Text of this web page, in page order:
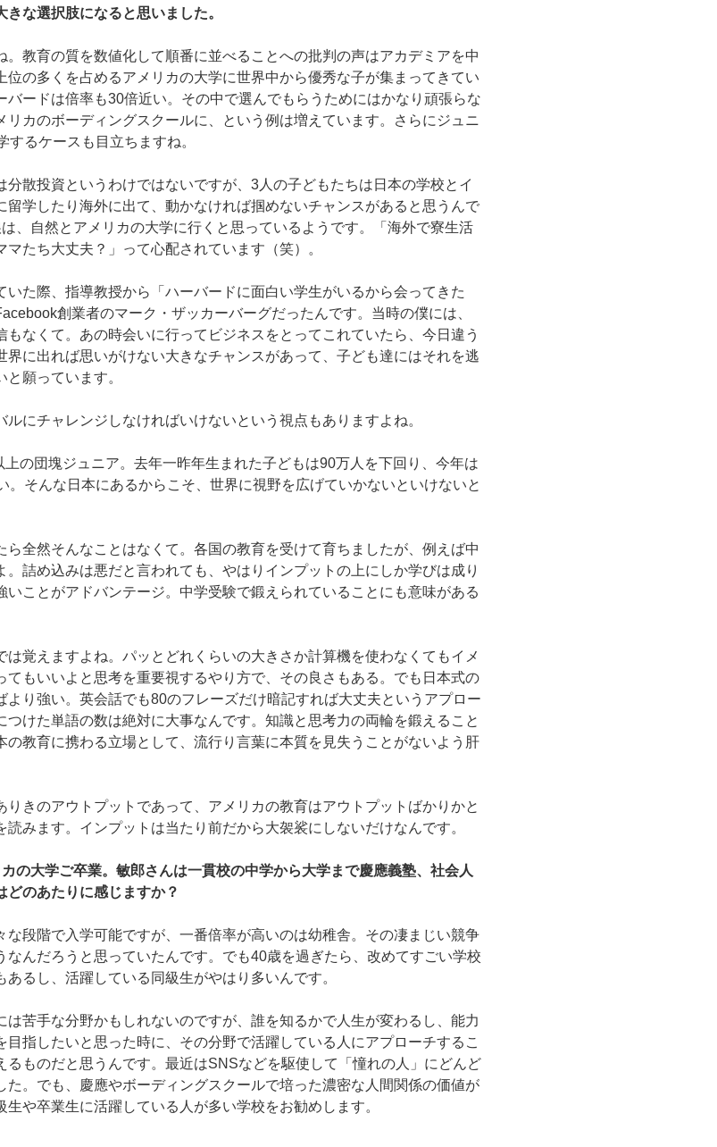
な選択肢になると思いました。
。教育の質を数値化して順番に並べることへの批判の声はアカデミアを中
の多くを占めるアメリカの大学に世界中から優秀な子が集まってきてい
バードは倍率も30倍近い。その中で選んでもらうためにはかなり頑張らな
カのボーディングスクールに、という例は増えています。さらにジュニ
るケースも目立ちますね。
分散投資というわけではないですが、3人の子どもたちは日本の学校とイ
留学したり海外に出て、動かなければ掴めないチャンスがあると思うんで
、自然とアメリカの大学に行くと思っているようです。「海外で寮生活
たち大丈夫？」って心配されています（笑）。
いた際、指導教授から「ハーバードに面白い学生がいるから会ってきた
創業者のマーク・ザッカーバーグだったんです。当時の僕には、
なくて。あの時会いに行ってビジネスをとってこれていたら、今日違う
に出れば思いがけない大きなチャンスがあって、子ども達にはそれを逃
願っています。
ルにチャレンジしなければいけないという視点もありますよね。
上の団塊ジュニア。去年一昨年生まれた子どもは90万人を下回り、今年は
。そんな日本にあるからこそ、世界に視野を広げていかないといけないと
ら全然そんなことはなくて。各国の教育を受けて育ちましたが、例えば中
詰め込みは悪だと言われても、やはりインプットの上にしか学びは成り
ことがアドバンテージ。中学受験で鍛えられていることにも意味がある
は覚えますよね。パッとどれくらいの大きさか計算機を使わなくてもイメ
てもいいよと思考を重要視するやり方で、その良さもある。でも日本式の
り強い。英会話でも80のフレーズだけ暗記すれば大丈夫というアプロー
けた単語の数は絶対に大事なんです。知識と思考力の両輪を鍛えること
の教育に携わる立場として、流行り言葉に本質を見失うことがないよう肝
りきのアウトプットであって、アメリカの教育はアウトプットばかりかと
みます。インプットは当たり前だから大袈裟にしないだけなんです。
大学ご卒業。敏郎さんは一貫校の中学から大学まで慶應義塾、社会人
どのあたりに感じますか？
な段階で入学可能ですが、一番倍率が高いのは幼稚舎。その凄まじい競争
なんだろうと思っていたんです。でも40歳を過ぎたら、改めてすごい学校
るし、活躍している同級生がやはり多いんです。
は苦手な分野かもしれないのですが、誰を知るかで人生が変わるし、能力
指したいと思った時に、その分野で活躍している人にアプローチするこ
るものだと思うんです。最近はSNSなどを駆使して「憧れの人」にどんど
た。でも、慶應やボーディングスクールで培った濃密な人間関係の価値が
や卒業生に活躍している人が多い学校をお勧めします。